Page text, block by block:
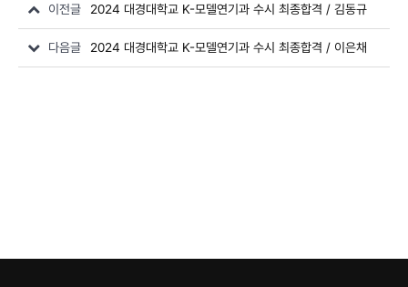
이전글 2024 대경대학교 K-모델연기과 수시 최종합격 / 김동규
다음글 2024 대경대학교 K-모델연기과 수시 최종합격 / 이은채